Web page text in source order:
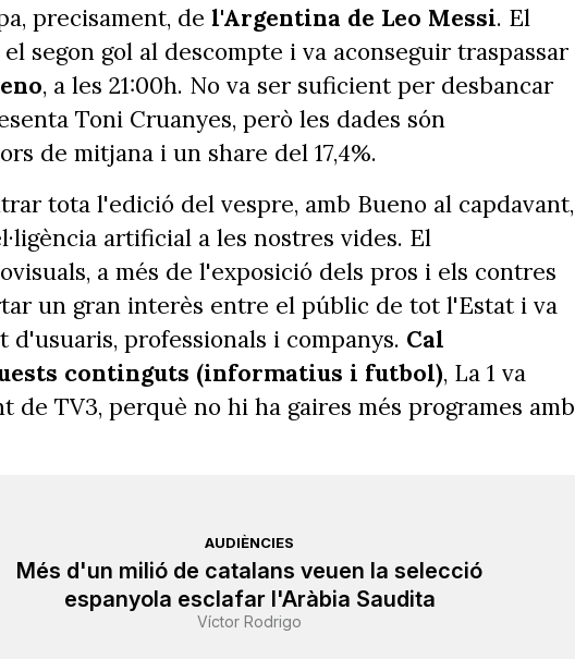
precisament, de l'Argentina de Leo Messi. El
segon gol al descompte i va aconseguir traspassar
, a les 21:00h. No va ser suficient per desbancar
Toni Cruanyes, però les dades són
de mitjana i un share del 17,4%.
tota l'edició del vespre, amb Bueno al capdavant,
artificial a les nostres vides. El
a més de l'exposició dels pros i els contres
un gran interès entre el públic de tot l'Estat i va
professionals i companys. Cal
continguts (informatius i futbol), La 1 va
TV3, perquè no hi ha gaires més programes amb
AUDIÈNCIES
Més d'un milió de catalans veuen la selecció
espanyola esclafar l'Aràbia Saudita
Víctor Rodrigo